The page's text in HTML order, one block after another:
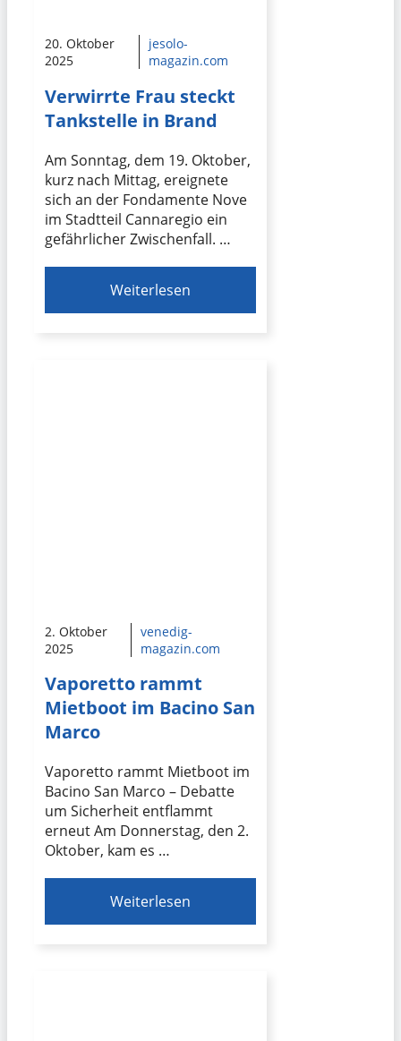
20. Oktober
2025
jesolo-
magazin.com
Verwirrte Frau steckt
Tankstelle in Brand
Am Sonntag, dem 19. Oktober,
kurz nach Mittag, ereignete
sich an der Fondamente Nove
im Stadtteil Cannaregio ein
gefährlicher Zwischenfall. …
Weiterlesen
2. Oktober
2025
venedig-
magazin.com
Vaporetto rammt
Mietboot im Bacino San
Marco
Vaporetto rammt Mietboot im
Bacino San Marco – Debatte
um Sicherheit entflammt
erneut Am Donnerstag, den 2.
Oktober, kam es …
Weiterlesen